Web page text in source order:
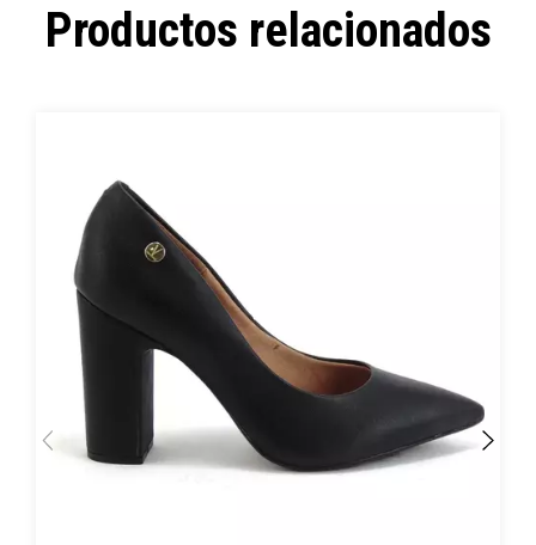
Productos relacionados